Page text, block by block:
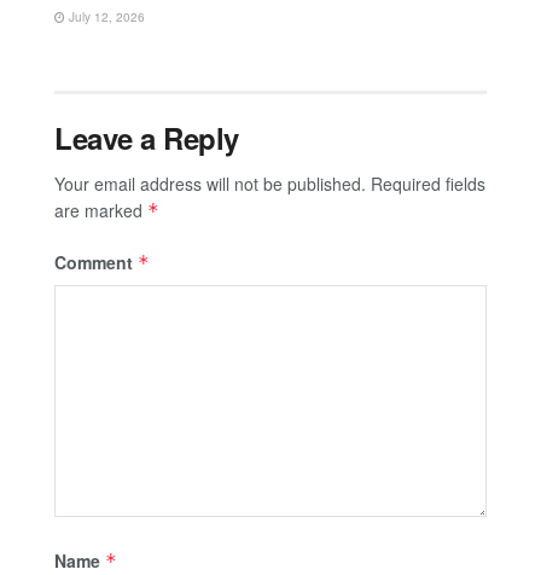
July 12, 2026
Leave a Reply
Your email address will not be published. Required fields
are marked *
Comment *
Name *